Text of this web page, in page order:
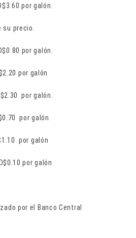
por galón.
precio.
por galón.
por galón
por galón.
por galón
por galón
por galón
por el Banco Central